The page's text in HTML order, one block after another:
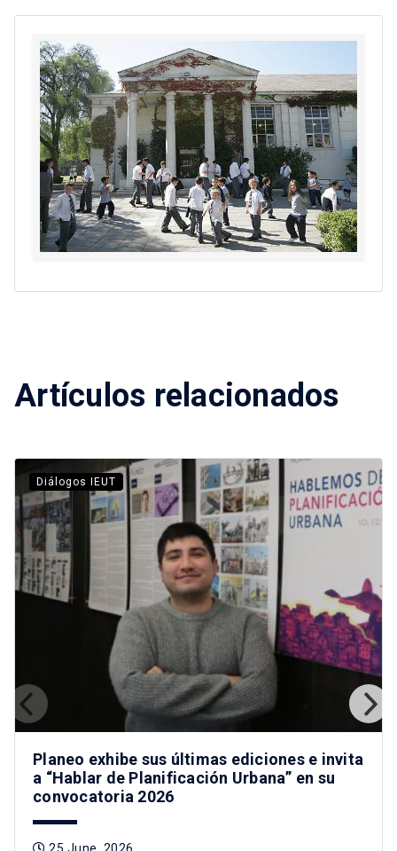
Artículos relacionados
Diálogos IEUT
Planeo exhibe sus últimas ediciones e invita
a “Hablar de Planificación Urbana” en su
convocatoria 2026